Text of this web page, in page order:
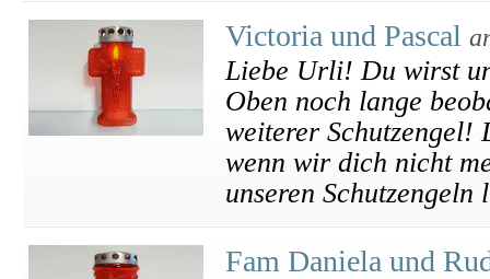
Victoria und Pascal
Liebe Urli! Du wirst
Oben noch lange
weiterer Schutzengel!
wenn wir dich nicht
unseren
Fam Daniela und